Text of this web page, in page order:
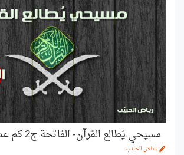
مسيحي يُطالع القرآن- الفاتحة ج2 كم عدد أجزائها؟
رياض الحبيّب